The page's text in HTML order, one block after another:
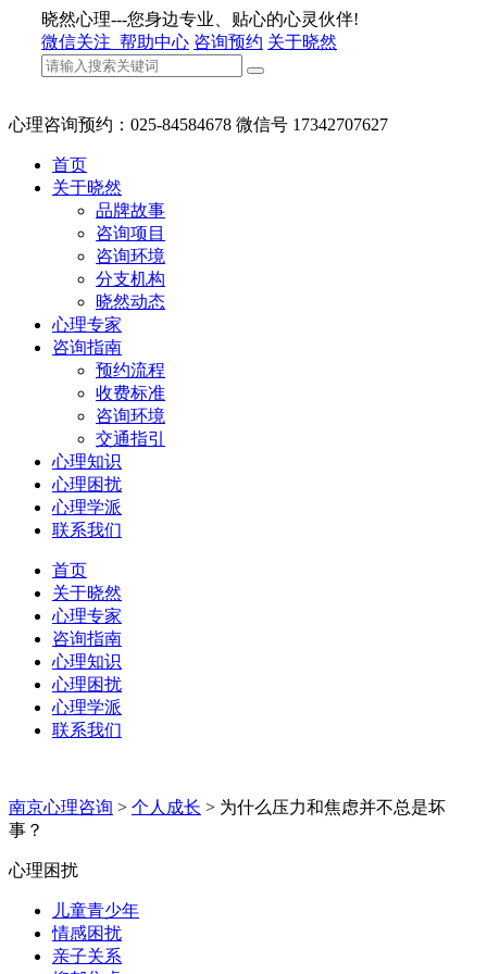
晓然心理---您身边专业、贴心的心灵伙伴!
微信关注 帮助中心 咨询预约 关于晓然
心理咨询预约：025-84584678 微信号 17342707627
首页
关于晓然
品牌故事
咨询项目
咨询环境
分支机构
晓然动态
心理专家
咨询指南
预约流程
收费标准
咨询环境
交通指引
心理知识
心理困扰
心理学派
联系我们
首页
关于晓然
心理专家
咨询指南
心理知识
心理困扰
心理学派
联系我们
南京心理咨询 > 个人成长 > 为什么压力和焦虑并不总是坏
事？
心理困扰
儿童青少年
情感困扰
亲子关系